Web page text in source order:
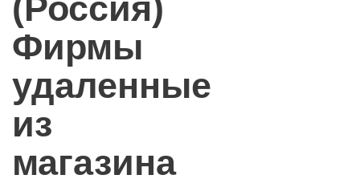
(Россия)
Фирмы
удаленные
из
магазина